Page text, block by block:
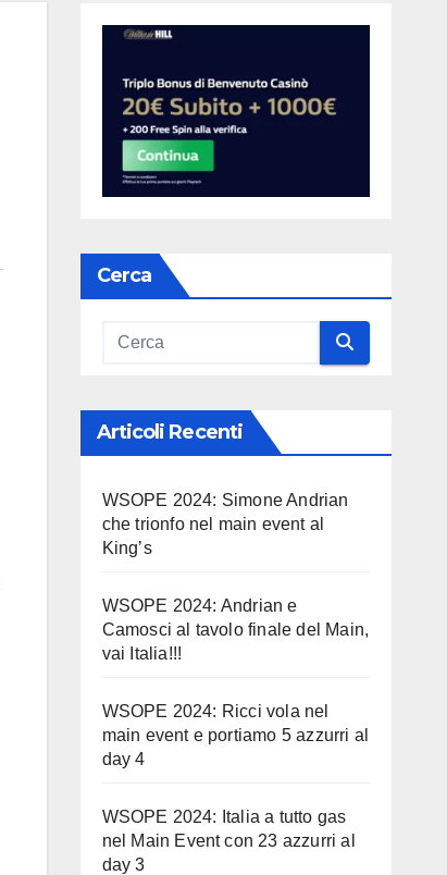
Cerca
Articoli Recenti
WSOPE 2024: Simone Andrian
che trionfo nel main event al
King’s
WSOPE 2024: Andrian e
Camosci al tavolo finale del Main,
vai Italia!!!
WSOPE 2024: Ricci vola nel
main event e portiamo 5 azzurri al
day 4
WSOPE 2024: Italia a tutto gas
nel Main Event con 23 azzurri al
day 3